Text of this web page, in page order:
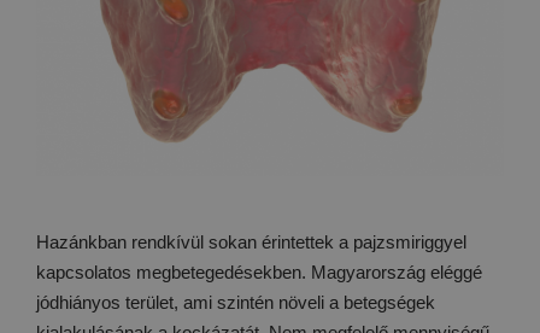
Hazánkban rendkívül sokan érintettek a pajzsmiriggyel
kapcsolatos megbetegedésekben. Magyarország eléggé
jódhiányos terület, ami szintén növeli a betegségek